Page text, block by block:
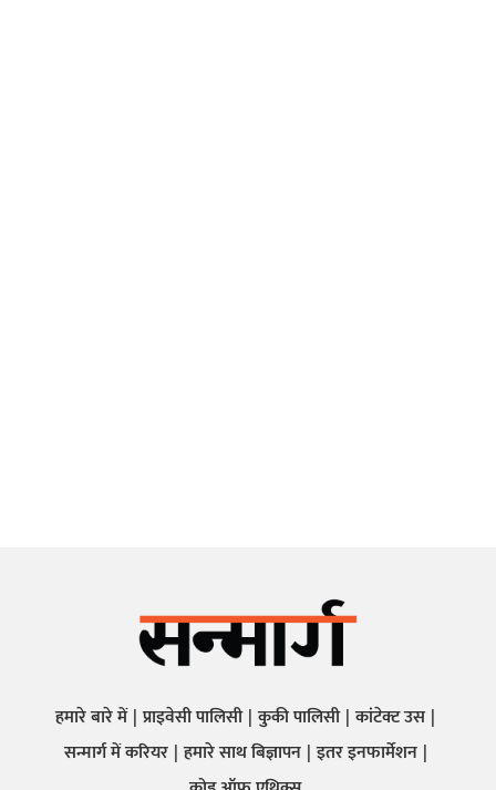
हमारे बारे में प्राइवेसी पालिसी कुकी पालिसी कांटेक्ट उस
सन्मार्ग में करियर हमारे साथ बिज्ञापन इतर इनफार्मेशन